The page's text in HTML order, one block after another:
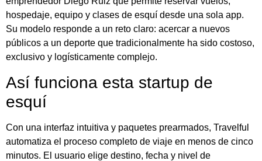
hospedaje, equipo y clases de esquí desde una sola app.
Su modelo responde a un reto claro: acercar a nuevos
públicos a un deporte que tradicionalmente ha sido costoso,
exclusivo y logísticamente complejo.
Así funciona esta startup de
esquí
Con una interfaz intuitiva y paquetes prearmados, Travelful
automatiza el proceso completo de viaje en menos de cinco
minutos. El usuario elige destino, fecha y nivel de